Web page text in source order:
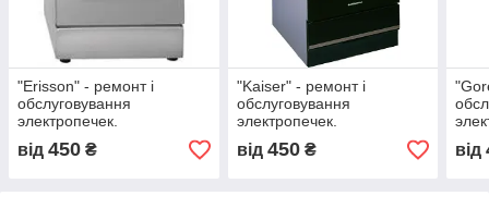
"Erisson" - ремонт і
обслуговування
электропечек.
від 450 ₴
"Kaiser" - ремонт і
обслуговування
электропечек.
від 450₴ від